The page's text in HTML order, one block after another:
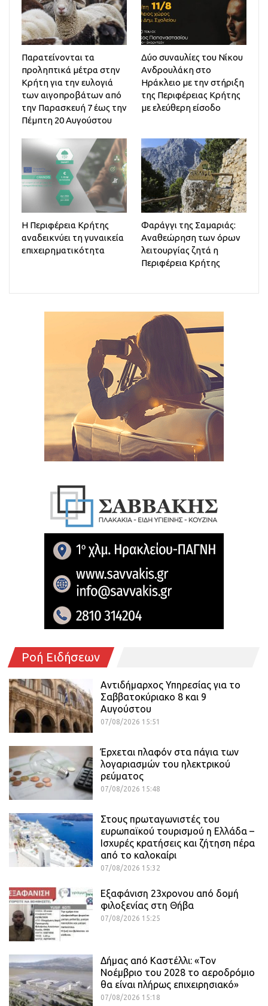
Παρατείνονται τα
προληπτικά μέτρα στην
Κρήτη για την ευλογιά
των αιγοπροβάτων από
την Παρασκευή 7 έως την
Πέμπτη 20 Αυγούστου
Δύο συναυλίες του Νίκου
Ανδρουλάκη στο
Ηράκλειο με την στήριξη
της Περιφέρειας Κρήτης
με ελεύθερη είσοδο
Η Περιφέρεια Κρήτης
αναδεικνύει τη γυναικεία
επιχειρηματικότητα
Φαράγγι της Σαμαριάς:
Αναθεώρηση των όρων
λειτουργίας ζητά η
Περιφέρεια Κρήτης
Ροή Ειδήσεων
Αντιδήμαρχος Υπηρεσίας για το
Σαββατοκύριακο 8 και 9
Αυγούστου
07/08/2026 15:51
Έρχεται πλαφόν στα πάγια των
λογαριασμών του ηλεκτρικού
ρεύματος
07/08/2026 15:48
Στους πρωταγωνιστές του
ευρωπαϊκού τουρισμού η Ελλάδα –
Ισχυρές κρατήσεις και ζήτηση πέρα
από το καλοκαίρι
07/08/2026 15:32
Εξαφάνιση 23χρονου από δομή
φιλοξενίας στη Θήβα
07/08/2026 15:25
Δήμας από Καστέλλι: «Τον
Νοέμβριο του 2028 το αεροδρόμιο
θα είναι πλήρως επιχειρησιακό»
07/08/2026 15:18